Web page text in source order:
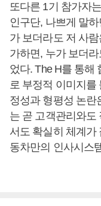
또다른 1기 참가자
인구단, 나쁘게 말
가 보더라도 저 사
가하면, 누가 보더
었다. The H를 통해
로 부정적 이미지를
정성과 형평성 논란
는 곧 고객관리와도
서도 확실히 체계가
동차만의 인사시스